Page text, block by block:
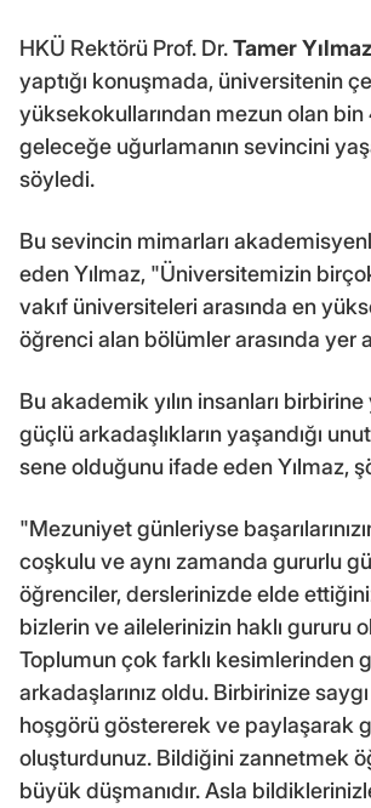
HKÜ Rektörü Prof. Dr.Tamer Yılmaz
yaptığı konuşmada, üniversitenin
yüksekokullarından mezun olan bin
geleceğe uğurlamanın sevincini
söyledi.
Bu sevincin mimarları
eden Yılmaz, "Üniversitemizin
vakıf üniversiteleri arasında en
öğrenci alan bölümler arasında yer
Bu akademik yılın insanları birbirine
güçlü arkadaşlıkların yaşandığı
sene olduğunu ifade eden Yılmaz,
"Mezuniyet günleriyse
coşkulu ve aynı zamanda gururlu
öğrenciler, derslerinizde elde
bizlerin ve ailelerinizin haklı gururu
Toplumun çok farklı kesimlerinden
arkadaşlarınız oldu. Birbirinize
hoşgörü göstererek ve paylaşarak
oluşturdunuz. Bildiğini zannetmek
büyük düşmanıdır. Asla